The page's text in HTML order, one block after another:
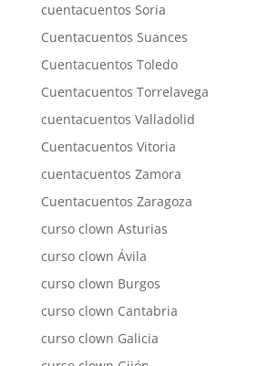
cuentacuentos Soria
Cuentacuentos Suances
Cuentacuentos Toledo
Cuentacuentos Torrelavega
cuentacuentos Valladolid
Cuentacuentos Vitoria
cuentacuentos Zamora
Cuentacuentos Zaragoza
curso clown Asturias
curso clown Ávila
curso clown Burgos
curso clown Cantabria
curso clown Galicia